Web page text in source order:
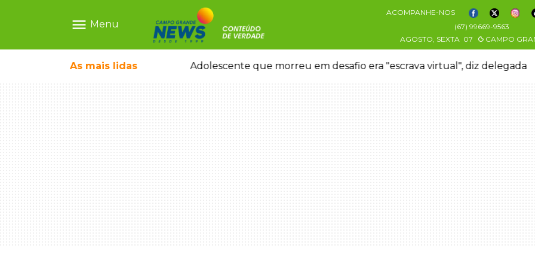
menu Menu
ACOMPANHE-NOS
(67) 99669-9563
AGOSTO, SEXTA 07 CAMPO
As mais lidas
ganhar dia oficial em MS Adolescente que morreu em desafio era "escrava virtual", diz delegada